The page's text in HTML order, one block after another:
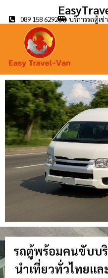
089 158 6292 บริการรถตู้เช่
รถตู้พร้อมคนขับบริ
นำเที่ยวทั่วไทยแ